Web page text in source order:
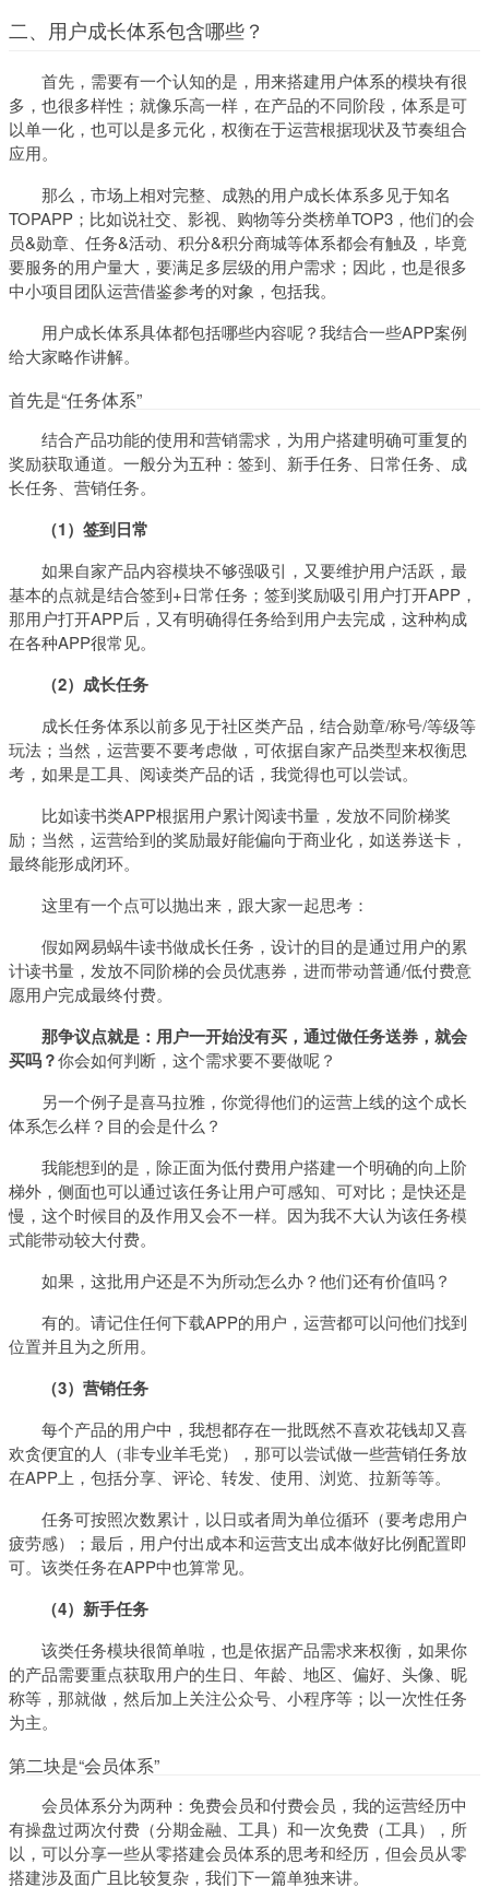
二、用户成长体系包含哪些？
首先，需要有一个认知的是，用来搭建用户体系的模块有很
多，也很多样性；就像乐高一样，在产品的不同阶段，体系是可
以单一化，也可以是多元化，权衡在于运营根据现状及节奏组合
应用。
那么，市场上相对完整、成熟的用户成长体系多见于知名
TOPAPP；比如说社交、影视、购物等分类榜单TOP3，他们的会
员&勋章、任务&活动、积分&积分商城等体系都会有触及，毕竟
要服务的用户量大，要满足多层级的用户需求；因此，也是很多
中小项目团队运营借鉴参考的对象，包括我。
用户成长体系具体都包括哪些内容呢？我结合一些APP案例
给大家略作讲解。
首先是“任务体系”
结合产品功能的使用和营销需求，为用户搭建明确可重复的
奖励获取通道。一般分为五种：签到、新手任务、日常任务、成
长任务、营销任务。
（1）签到日常
如果自家产品内容模块不够强吸引，又要维护用户活跃，最
基本的点就是结合签到+日常任务；签到奖励吸引用户打开APP，
那用户打开APP后，又有明确得任务给到用户去完成，这种构成
在各种APP很常见。
（2）成长任务
成长任务体系以前多见于社区类产品，结合勋章/称号/等级等
玩法；当然，运营要不要考虑做，可依据自家产品类型来权衡思
考，如果是工具、阅读类产品的话，我觉得也可以尝试。
比如读书类APP根据用户累计阅读书量，发放不同阶梯奖
励；当然，运营给到的奖励最好能偏向于商业化，如送券送卡，
最终能形成闭环。
这里有一个点可以抛出来，跟大家一起思考：
假如网易蜗牛读书做成长任务，设计的目的是通过用户的累
计读书量，发放不同阶梯的会员优惠券，进而带动普通/低付费意
愿用户完成最终付费。
那争议点就是：用户一开始没有买，通过做任务送券，就会
买吗？你会如何判断，这个需求要不要做呢？
另一个例子是喜马拉雅，你觉得他们的运营上线的这个成长
体系怎么样？目的会是什么？
我能想到的是，除正面为低付费用户搭建一个明确的向上阶
梯外，侧面也可以通过该任务让用户可感知、可对比；是快还是
慢，这个时候目的及作用又会不一样。因为我不大认为该任务模
式能带动较大付费。
如果，这批用户还是不为所动怎么办？他们还有价值吗？
有的。请记住任何下载APP的用户，运营都可以问他们找到
位置并且为之所用。
（3）营销任务
每个产品的用户中，我想都存在一批既然不喜欢花钱却又喜
欢贪便宜的人（非专业羊毛党），那可以尝试做一些营销任务放
在APP上，包括分享、评论、转发、使用、浏览、拉新等等。
任务可按照次数累计，以日或者周为单位循环（要考虑用户
疲劳感）；最后，用户付出成本和运营支出成本做好比例配置即
可。该类任务在APP中也算常见。
（4）新手任务
该类任务模块很简单啦，也是依据产品需求来权衡，如果你
的产品需要重点获取用户的生日、年龄、地区、偏好、头像、昵
称等，那就做，然后加上关注公众号、小程序等；以一次性任务
为主。
第二块是“会员体系”
会员体系分为两种：免费会员和付费会员，我的运营经历中
有操盘过两次付费（分期金融、工具）和一次免费（工具），所
以，可以分享一些从零搭建会员体系的思考和经历，但会员从零
搭建涉及面广且比较复杂，我们下一篇单独来讲。